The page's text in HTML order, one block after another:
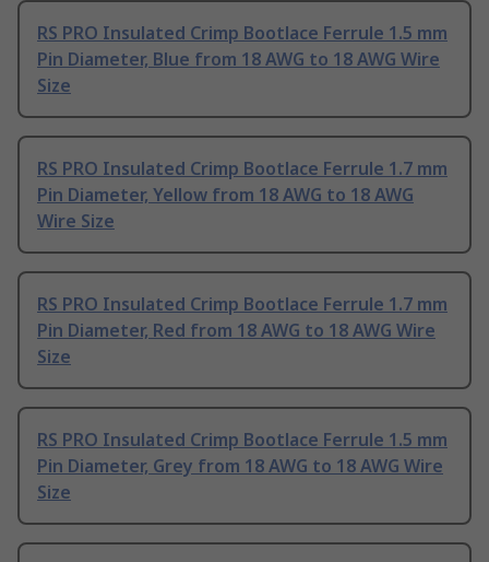
RS PRO Insulated Crimp Bootlace Ferrule 1.5 mm
Pin Diameter, Blue from 18 AWG to 18 AWG Wire
Size
RS PRO Insulated Crimp Bootlace Ferrule 1.7 mm
Pin Diameter, Yellow from 18 AWG to 18 AWG
Wire Size
RS PRO Insulated Crimp Bootlace Ferrule 1.7 mm
Pin Diameter, Red from 18 AWG to 18 AWG Wire
Size
RS PRO Insulated Crimp Bootlace Ferrule 1.5 mm
Pin Diameter, Grey from 18 AWG to 18 AWG Wire
Size